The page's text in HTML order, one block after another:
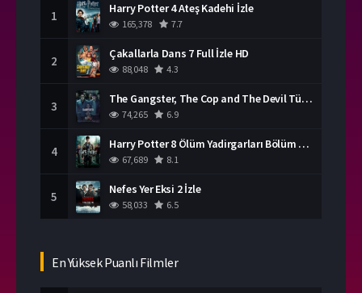
1 Harry Potter 4 Ateş Kadehi İzle
165,378 7.7
2 Çakallarla Dans 7 Full İzle HD
88,048 4.3
3 The Gangster, The Cop and The Devil Türkçe Dublaj İzle
74,265 6.9
4 Harry Potter 8 Ölüm Yadirgarları Bölüm 2 İzle
67,689 8.1
5 Nefes Yer Eksi 2 İzle
58,033 6.5
En Yüksek Puanlı Filmler